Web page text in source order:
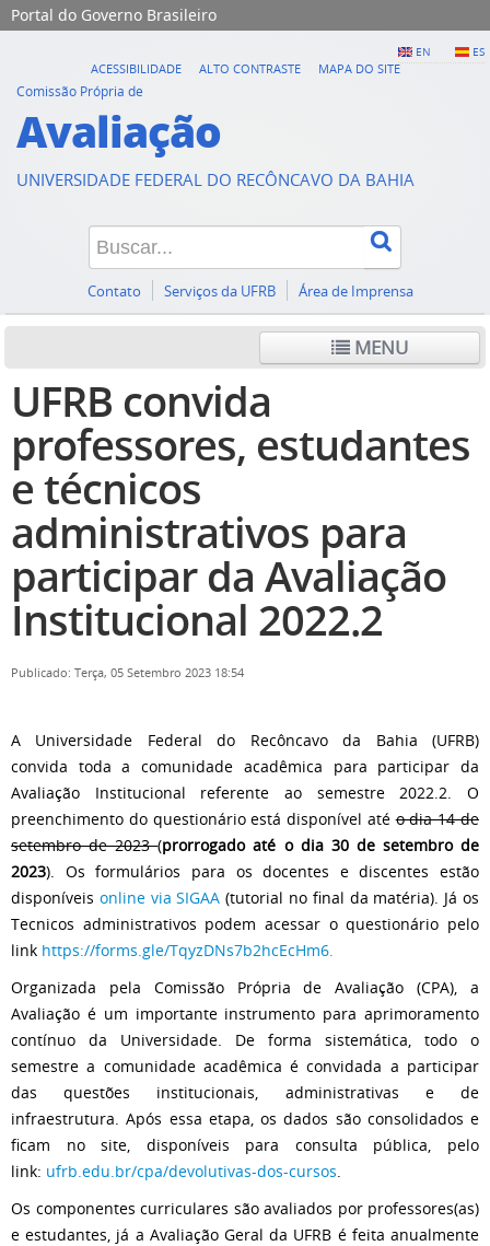
Portal do Governo Brasileiro
EN ES
ACESSIBILIDADE ALTO CONTRASTE
MAPA DO SITE
Comissão Própria de
Avaliação
UNIVERSIDADE FEDERAL DO RECÔNCAVO DA BAHIA
Contato Serviços da UFRB Área de Imprensa
MENU
UFRB convida
professores, estudantes
e técnicos
administrativos para
participar da Avaliação
Institucional 2022.2
Publicado: Terça, 05 Setembro 2023 18:54
A Universidade Federal do Recôncavo da Bahia (UFRB)
convida toda a comunidade acadêmica para participar da
Avaliação Institucional referente ao semestre 2022.2. O
preenchimento do questionário está disponível atéo dia 14 de
setembro de 2023(prorrogado até o dia 30 de setembro de
2023). Os formulários para os docentes e discentes estão
disponíveis online via SIGAA (tutorial no final da matéria). Já os
Tecnicos administrativos podem acessar o questionário pelo
link https://forms.gle/TqyzDNs7b2hcEcHm6.
Organizada pela Comissão Própria de Avaliação (CPA), a
Avaliação é um importante instrumento para aprimoramento
contínuo da Universidade. De forma sistemática, todo o
semestre a comunidade acadêmica é convidada a participar
das questões institucionais, administrativas e de
infraestrutura. Após essa etapa, os dados são consolidados e
ficam no site, disponíveis para consulta pública, pelo
link: ufrb.edu.br/cpa/devolutivas-dos-cursos.
Os componentes curriculares são avaliados por professores(as)
e estudantes, já a Avaliação Geral da UFRB é feita anualmente